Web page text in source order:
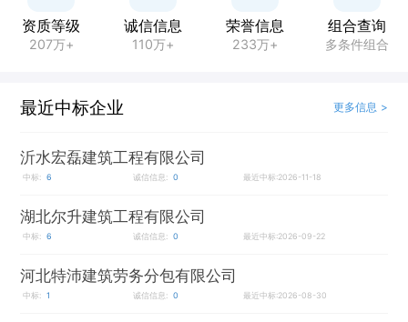
资质等级
207万+
诚信信息
110万+
荣誉信息
233万+
组合查询
多条件组合
最近中标企业 更多信息 >
沂水宏磊建筑工程有限公司
中标: 6 诚信信息: 0 最近中标:2026-11-18
湖北尔升建筑工程有限公司
中标: 6 诚信信息: 0 最近中标:2026-09-22
河北特沛建筑劳务分包有限公司
中标: 1 诚信信息: 0 最近中标:2026-08-30